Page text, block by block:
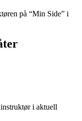
på “Min Side” i
i aktuell